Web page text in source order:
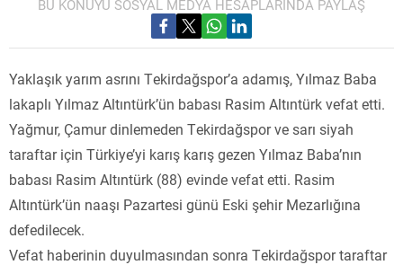
BU KONUYU SOSYAL MEDYA HESAPLARINDA PAYLAŞ
Yaklaşık yarım asrını Tekirdağspor’a adamış, Yılmaz Baba
lakaplı Yılmaz Altıntürk’ün babası Rasim Altıntürk vefat etti.
Yağmur, Çamur dinlemeden Tekirdağspor ve sarı siyah
taraftar için Türkiye’yi karış karış gezen Yılmaz Baba’nın
babası Rasim Altıntürk (88) evinde vefat etti. Rasim
Altıntürk’ün naaşı Pazartesi günü Eski şehir Mezarlığına
defedilecek.
Vefat haberinin duyulmasından sonra Tekirdağspor taraftar